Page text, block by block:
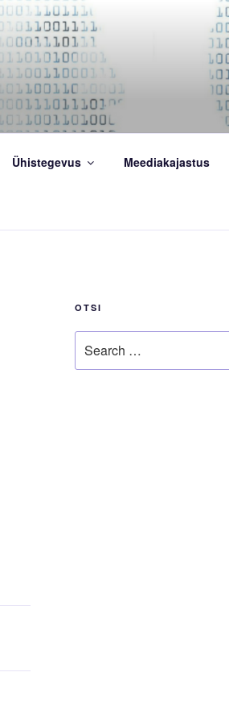
Ühistegevus Meediakajastus
OTSI
for: